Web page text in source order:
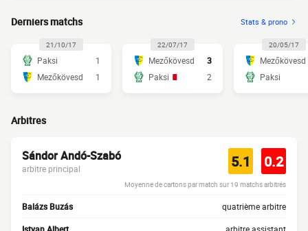
Derniers matchs Stats & prono
21/10/17
Paksi
1
Mezőkövesd
1
22/07/17
Mezőkövesd
3
Paksi
2
20/05/17
Mezőkövesd
Paksi
Arbitres
Sándor Andó-Szabó
arbitre principal 5.1 0.2
Moyenne de cartons par match sur 19 matchs arbitrés
Balázs Buzás quatrième arbitre